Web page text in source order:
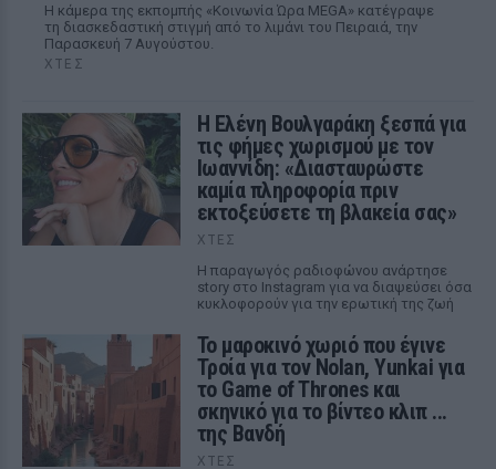
Η κάμερα της εκπομπής «Κοινωνία Ώρα MEGA» κατέγραψε
τη διασκεδαστική στιγμή από το λιμάνι του Πειραιά, την
Παρασκευή 7 Αυγούστου.
ΧΤΕΣ
Η Ελένη Βουλγαράκη ξεσπά για
τις φήμες χωρισμού με τον
Ιωαννίδη: «Διασταυρώστε
καμία πληροφορία πριν
εκτοξεύσετε τη βλακεία σας»
ΧΤΕΣ
Η παραγωγός ραδιοφώνου ανάρτησε
story στο Instagram για να διαψεύσει όσα
κυκλοφορούν για την ερωτική της ζωή
Το μαροκινό χωριό που έγινε
Τροία για τον Nolan, Yunkai για
το Game of Thrones και
σκηνικό για το βίντεο κλιπ ...
της Βανδή
ΧΤΕΣ